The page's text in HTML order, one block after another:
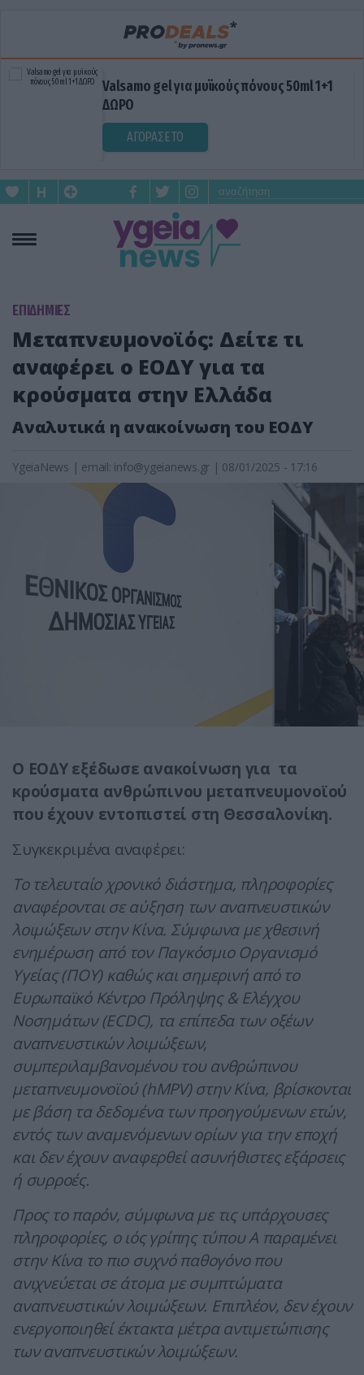
Valsamo gel για μυϊκούς πόνους 50ml 1+1
ΔΩΡΟ
ΑΓΟΡΑΣΕ ΤΟ
ΕΠΙΔΗΜΙΕΣ
Μεταπνευμονοϊός: Δείτε τι
αναφέρει ο ΕΟΔΥ για τα
κρούσματα στην Ελλάδα
Αναλυτικά η ανακοίνωση του ΕΟΔΥ
YgeiaNews | email: info@ygeianews.gr | 08/01/2025 - 17:16
Ο ΕΟΔΥ εξέδωσε ανακοίνωση για τα
κρούσματα ανθρώπινου μεταπνευμονοϊού
που έχουν εντοπιστεί στη Θεσσαλονίκη.
Συγκεκριμένα αναφέρει:
Το τελευταίο χρονικό διάστημα, πληροφορίες
αναφέρονται σε αύξηση των αναπνευστικών
λοιμώξεων στην Κίνα. Σύμφωνα με χθεσινή
ενημέρωση από τον Παγκόσμιο Οργανισμό
Υγείας (ΠΟΥ) καθώς και σημερινή από το
Ευρωπαϊκό Κέντρο Πρόληψης & Ελέγχου
Νοσημάτων (ECDC), τα επίπεδα των οξέων
αναπνευστικών λοιμώξεων,
συμπεριλαμβανομένου του ανθρώπινου
μεταπνευμονοϊού (hMPV) στην Κίνα, βρίσκονται
με βάση τα δεδομένα των προηγούμενων ετών,
εντός των αναμενόμενων ορίων για την εποχή
και δεν έχουν αναφερθεί ασυνήθιστες εξάρσεις
ή συρροές.
Προς το παρόν, σύμφωνα με τις υπάρχουσες
πληροφορίες, ο ιός γρίπης τύπου Α παραμένει
στην Κίνα το πιο συχνό παθογόνο που
ανιχνεύεται σε άτομα με συμπτώματα
αναπνευστικών λοιμώξεων. Επιπλέον, δεν έχουν
ενεργοποιηθεί έκτακτα μέτρα αντιμετώπισης
των αναπνευστικών λοιμώξεων.